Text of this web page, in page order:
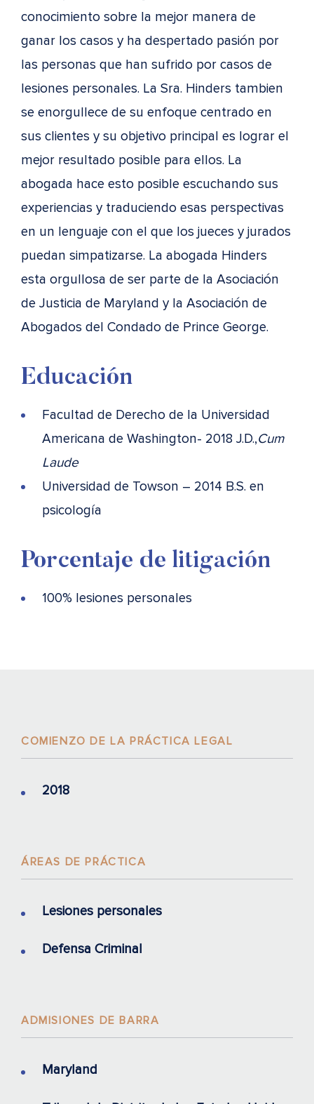
conocimiento sobre la mejor manera de
ganar los casos y ha despertado pasión por
las personas que han sufrido por casos de
lesiones personales. La Sra. Hinders tambien
se enorgullece de su enfoque centrado en
sus clientes y su objetivo principal es lograr el
mejor resultado posible para ellos. La
abogada hace esto posible escuchando sus
experiencias y traduciendo esas perspectivas
en un lenguaje con el que los jueces y jurados
puedan simpatizarse. La abogada Hinders
esta orgullosa de ser parte de la Asociación
de Justicia de Maryland y la Asociación de
Abogados del Condado de Prince George.
Educación
Facultad de Derecho de la Universidad
Americana de Washington- 2018 J.D.,Cum
Laude
Universidad de Towson – 2014 B.S. en
psicología
Porcentaje de litigación
100% lesiones personales
COMIENZO DE LA PRÁCTICA LEGAL
2018
ÁREAS DE PRÁCTICA
Lesiones personales
Defensa Criminal
ADMISIONES DE BARRA
Maryland